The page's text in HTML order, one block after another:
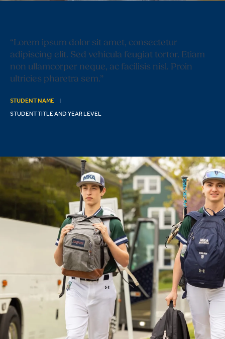
“Lorem ipsum dolor sit amet, consectetur
adipiscing elit. Sed vehicula feugiat tortor. Etiam
non ullamcorper neque, ac facilisis nisl. Proin
ultricies pharetra sem.”
STUDENT NAME
STUDENT TITLE AND YEAR LEVEL